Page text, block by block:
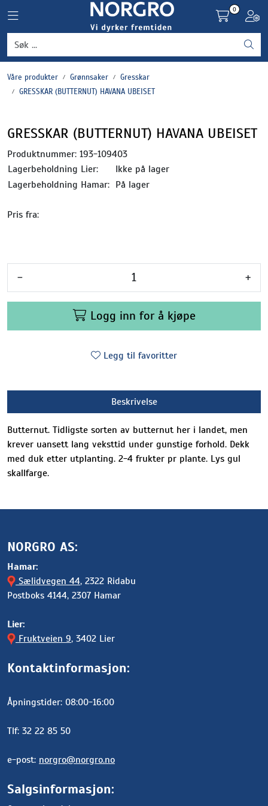
Toggle navigation
0
Våre produkter Grønnsaker
Gresskar
GRESSKAR (BUTTERNUT) HAVANA UBEISET
GRESSKAR (BUTTERNUT) HAVANA UBEISET
Produktnummer: 193-109403
Lagerbeholdning Lier:
Ikke på lager
Lagerbeholdning Hamar: På lager
Pris fra:
- +
Logg inn for å kjøpe
Legg til favoritter
Beskrivelse
Butternut. Tidligste sorten av butternut her i landet, men
krever uansett lang veksttid under gunstige forhold. Dekk
med duk etter utplanting. 2-4 frukter pr plante. Lys gul
skallfarge.
NORGRO AS:
Hamar:
Sælidvegen 44, 2322 Ridabu
Postboks 4144, 2307 Hamar
Lier:
Fruktveien 9, 3402 Lier
Kontaktinformasjon:
Åpningstider: 08:00-16:00
Tlf: 32 22 85 50
e-post: norgro@norgro.no
Salgsinformasjon:
Grønnsaker
Settepotet og setteløk
Plantevern og nyttedyr
Blomster, potter og brett
Driftsmidler